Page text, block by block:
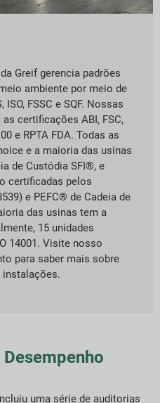
Greif gerencia padrões
ambiente por meio de
FSSC e SQF. Nossas
certificações ABI, FSC,
e RPTA FDA. Todas as
e a maioria das usinas
de Custódia SFI®, e
certificadas pelos
e PEFC® de Cadeia de
das usinas tem a
15 unidades
14001. Visite nosso
para saber mais sobre
uma série de auditorias